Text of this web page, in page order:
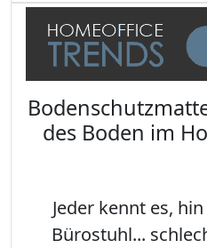
des Boden im
Jeder kennt es,
Bürostuhl...